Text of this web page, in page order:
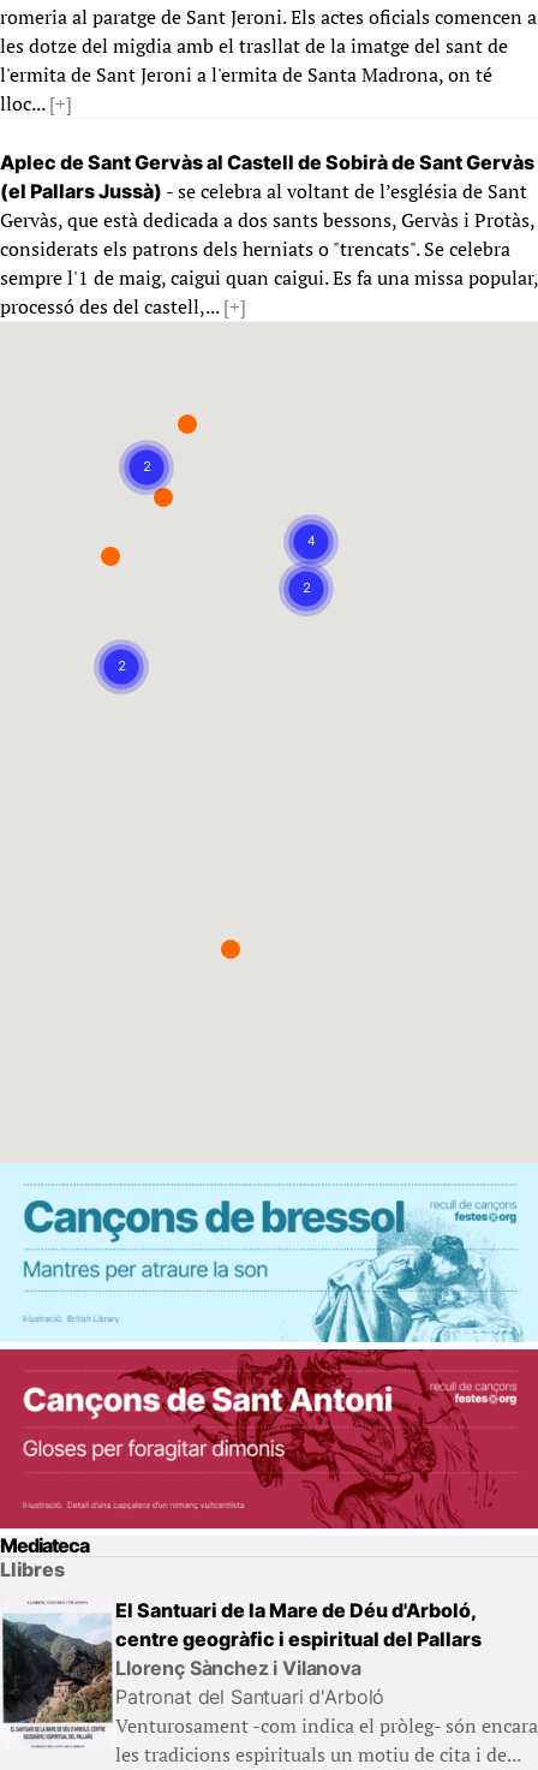
romeria al paratge de Sant Jeroni. Els actes oficials comencen a
les dotze del migdia amb el trasllat de la imatge del sant de
l'ermita de Sant Jeroni a l'ermita de Santa Madrona, on té
lloc...[+]
Aplec de Sant Gervàs al Castell de Sobirà de Sant Gervàs
(el Pallars Jussà) - se celebra al voltant de l’església de Sant
Gervàs, que està dedicada a dos sants bessons, Gervàs i Protàs,
considerats els patrons dels herniats o "trencats". Se celebra
sempre l'1 de maig, caigui quan caigui. Es fa una missa popular,
processó des del castell,...[+]
Mediateca
Llibres
El Santuari de la Mare de Déu d'Arboló,
centre geogràfic i espiritual del Pallars
Llorenç Sànchez i Vilanova
Patronat del Santuari d'Arboló
Venturosament -com indica el pròleg- són encara
les tradicions espirituals un motiu de cita i de...